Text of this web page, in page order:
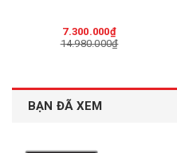
7.300.000₫
14.980.000₫
BẠN ĐÃ XEM